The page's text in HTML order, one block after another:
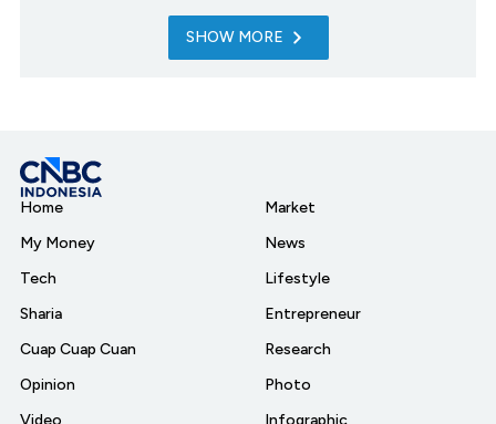
SHOW MORE
Home
My Money
Tech
Sharia
Cuap Cuap Cuan
Opinion
Market
News
Lifestyle
Entrepreneur
Research
Photo